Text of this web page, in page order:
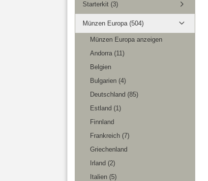
Starterkit (3)
Münzen Europa (504)
Münzen Europa anzeigen
Andorra (11)
Belgien
Bulgarien (4)
Deutschland (85)
Estland (1)
Finnland
Frankreich (7)
Griechenland
Irland (2)
Italien (5)